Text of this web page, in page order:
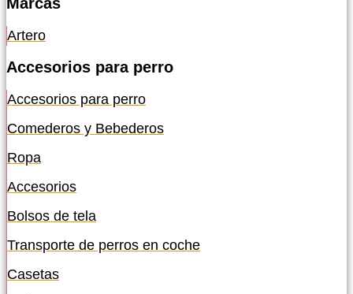
Artero
Accesorios para perro
Accesorios para perro
Comederos y Bebederos
Ropa
Accesorios
Bolsos de tela
Transporte de perros en coche
Casetas